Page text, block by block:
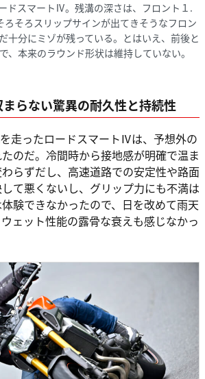
ドスマートⅣ。残溝の深さは、フロント１.
ろそろスリップサインが出てきそうなフロン
十分にミゾが残っている。とはいえ、前後と
、本来のラウンド形状は維持していない。
らない驚異の耐久性と持続性
走ったロードスマートⅣは、予想外の
のだ。冷間時から接地感が明確で温ま
らずだし、高速道路での安定性や路面
て悪くないし、グリップ力にも不満は
験できなかったので、日を改めて雨天
ェット性能の露骨な衰えも感じなかっ